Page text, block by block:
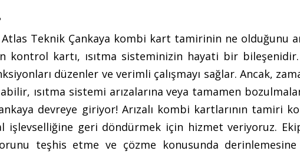
Teknik Çankaya kombi kart tamirinin ne olduğunu
kontrol kartı, ısıtma sisteminizin hayati bir bileşenidir.
düzenler ve verimli çalışmayı sağlar. Ancak,
ısıtma sistemi arızalarına veya tamamen
devreye giriyor! Arızalı kombi kartlarının tamiri
işlevselliğine geri döndürmek için hizmet veriyoruz.
teşhis etme ve çözme konusunda